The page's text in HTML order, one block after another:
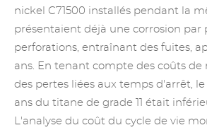
nickel C71500 installés pendant la
présentaient déjà une corrosion par
perforations, entraînant des fuites,
ans. En tenant compte des coûts
des pertes liées aux temps d'arrêt,
ans du titane de grade 11 était
L'analyse du coût du cycle de vie